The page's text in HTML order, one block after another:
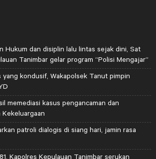
Hukum dan disiplin lalu lintas sejak dini, Sat
Tanimbar gelar program “Polisi Mengajar”
yang kondusif, Wakapolsek Tanut pimpin
memediasi kasus pengancaman dan
patroli dialogis di siang hari, jamin rasa
Kapolres Kepulauan Tanimbar serukan